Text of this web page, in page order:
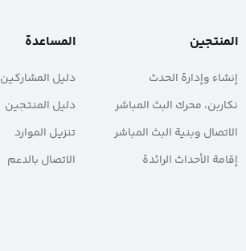
المنتجين
إنشاء وإدارة الحدث
نکاربن، محرك البث المباشر
الاتصال وبنية البث المباشر
إقامة الأحداث الرائدة
المساعدة
دليل المشاركين
دليل المنتجين
تنزيل الموارد
الاتصال بالدعم